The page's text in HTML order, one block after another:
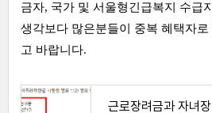
금자, 국가 및 서울형긴급복지 수급
생각보다 많은분들이 중복 혜택자
고 바랍니다.